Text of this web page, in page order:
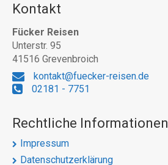
Kontakt
Fücker Reisen
Unterstr. 95
41516 Grevenbroich
kontakt@fuecker-reisen.de
02181 - 7751
Rechtliche Informationen
Impressum
Datenschutzerklärung